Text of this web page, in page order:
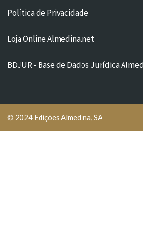
Política de Privacidade
Loja Online Almedina.net
BDJUR - Base de Dados Jurídica
© 2024 Edições Almedina, SA